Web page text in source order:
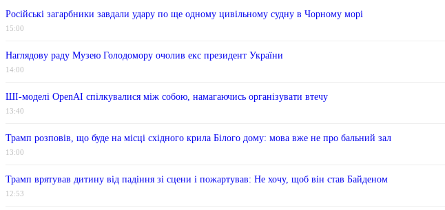
Російські загарбники завдали удару по ще одному цивільному судну в Чорному морі
15:00
Наглядову раду Музею Голодомору очолив екс президент України
14:00
ШІ-моделі OpenAI спілкувалися між собою, намагаючись організувати втечу
13:40
Трамп розповів, що буде на місці східного крила Білого дому: мова вже не про бальний зал
13:00
Трамп врятував дитину від падіння зі сцени і пожартував: Не хочу, щоб він став Байденом
12:53